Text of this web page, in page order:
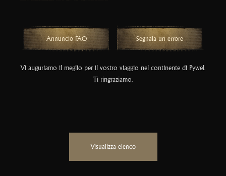
Annuncio FAQ Segnala un errore
Vi auguriamo il meglio per il vostro viaggio nel continente di Pywel.
Ti ringraziamo.
Visualizza elenco